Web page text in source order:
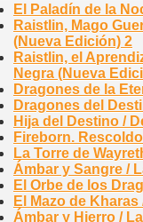
El Paladín de la
Raistlin, Mago
(Nueva Edición) 2
Raistlin, el
Negra (Nueva
Dragones de la
Dragones del
Hija del Destino /
Fireborn.
La Torre de
Ámbar y Sangre /
El Orbe de los
El Mazo de
Ámbar y Hierro /